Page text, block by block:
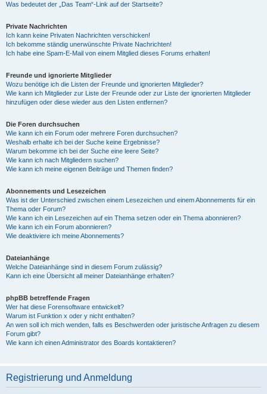
Was bedeutet der „Das Team“-Link auf der Startseite?
Private Nachrichten
Ich kann keine Privaten Nachrichten verschicken!
Ich bekomme ständig unerwünschte Private Nachrichten!
Ich habe eine Spam-E-Mail von einem Mitglied dieses Forums erhalten!
Freunde und ignorierte Mitglieder
Wozu benötige ich die Listen der Freunde und ignorierten Mitglieder?
Wie kann ich Mitglieder zur Liste der Freunde oder zur Liste der ignorierten Mitglieder
hinzufügen oder diese wieder aus den Listen entfernen?
Die Foren durchsuchen
Wie kann ich ein Forum oder mehrere Foren durchsuchen?
Weshalb erhalte ich bei der Suche keine Ergebnisse?
Warum bekomme ich bei der Suche eine leere Seite?
Wie kann ich nach Mitgliedern suchen?
Wie kann ich meine eigenen Beiträge und Themen finden?
Abonnements und Lesezeichen
Was ist der Unterschied zwischen einem Lesezeichen und einem Abonnements für ein
Thema oder Forum?
Wie kann ich ein Lesezeichen auf ein Thema setzen oder ein Thema abonnieren?
Wie kann ich ein Forum abonnieren?
Wie deaktiviere ich meine Abonnements?
Dateianhänge
Welche Dateianhänge sind in diesem Forum zulässig?
Kann ich eine Übersicht all meiner Dateianhänge erhalten?
phpBB betreffende Fragen
Wer hat diese Forensoftware entwickelt?
Warum ist Funktion x oder y nicht enthalten?
An wen soll ich mich wenden, falls es Beschwerden oder juristische Anfragen zu diesem
Forum gibt?
Wie kann ich einen Administrator des Boards kontaktieren?
Registrierung und Anmeldung